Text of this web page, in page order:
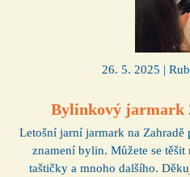
26. 5. 2025 |
Bylinkový jarmark
Letošní jarní jarmark na
znamení bylin. Můžete se
taštičky a mnoho dalšího.